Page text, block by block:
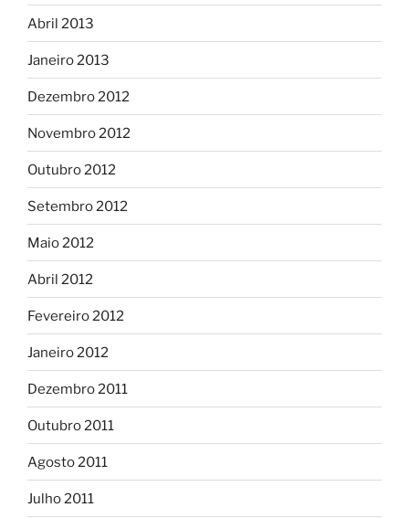
Abril 2013
Janeiro 2013
Dezembro 2012
Novembro 2012
Outubro 2012
Setembro 2012
Maio 2012
Abril 2012
Fevereiro 2012
Janeiro 2012
Dezembro 2011
Outubro 2011
Agosto 2011
Julho 2011